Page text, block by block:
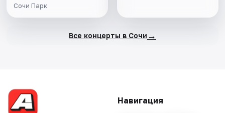
Сочи Парк
Все концерты в Сочи →
Навигация